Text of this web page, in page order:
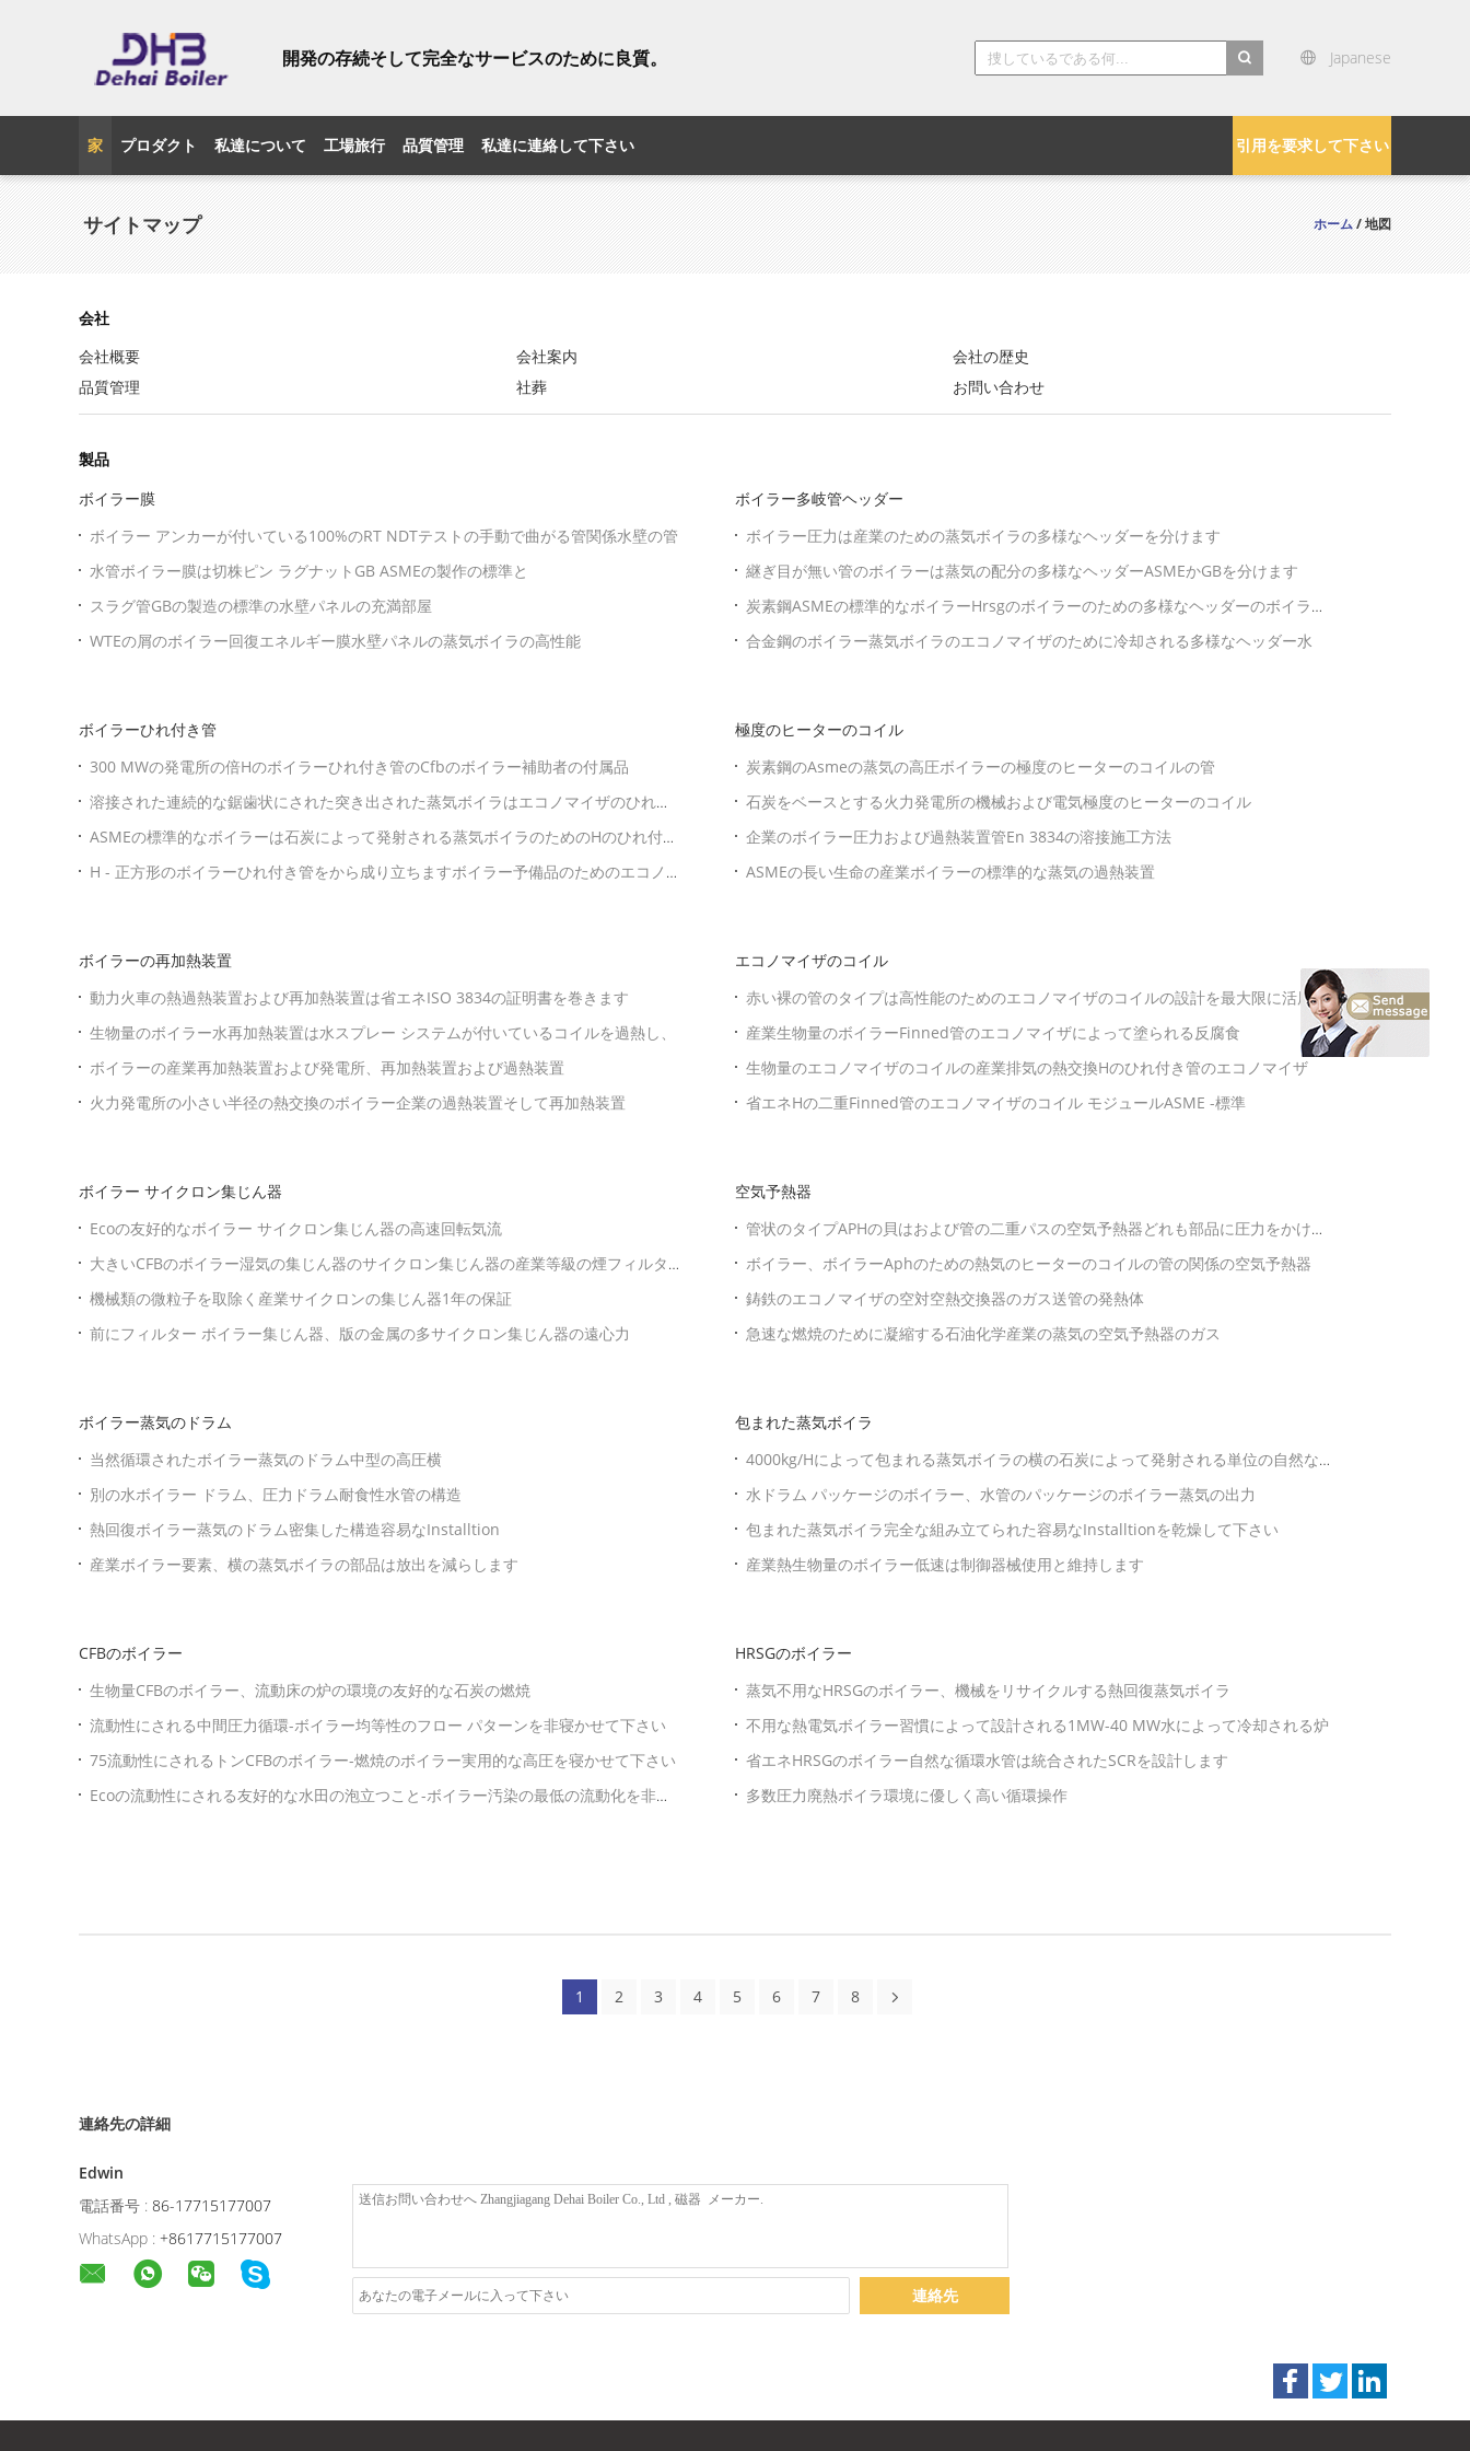
開発の存続そして完全なサービスのために良質。 Japanese
引用を要求して下さい
家 プロダクト 私達について 工場旅行 品質管理 私達に連絡して下さい
サイトマップ ホーム/ 地図
会社
会社概要
会社案内
会社の歴史
品質管理
社葬 お問い合わせ
製品
ボイラー膜
ボイラー アンカーが付いている100%のRT NDTテストの手動で曲がる管関係水壁の管
水管ボイラー膜は切株ピン ラグナットGB ASMEの製作の標準と
スラグ管GBの製造の標準の水壁パネルの充満部屋
WTEの屑のボイラー回復エネルギー膜水壁パネルの蒸気ボイラの高性能
ボイラー多岐管ヘッダー
ボイラー圧力は産業のための蒸気ボイラの多様なヘッダーを分けます
継ぎ目が無い管のボイラーは蒸気の配分の多様なヘッダーASMEかGBを分けます
炭素鋼ASMEの標準的なボイラーHrsgのボイラーのための多様なヘッダーのボイラー
スペアー
合金鋼のボイラー蒸気ボイラのエコノマイザのために冷却される多様なヘッダー水
ボイラーひれ付き管
300 MWの発電所の倍Hのボイラーひれ付き管のCfbのボイラー補助者の付属品
溶接された連続的な鋸歯状にされた突き出された蒸気ボイラはエコノマイザのひれ付
き管を分けます
ASMEの標準的なボイラーは石炭によって発射される蒸気ボイラのためのHのひれ付き
管のエコノマイザを分けます
H - 正方形のボイラーひれ付き管をから成り立ちますボイラー予備品のためのエコノ
極度のヒーターのコイル
炭素鋼のAsmeの蒸気の高圧ボイラーの極度のヒーターのコイルの管
石炭をベースとする火力発電所の機械および電気極度のヒーターのコイル
企業のボイラー圧力および過熱装置管En 3834の溶接施工方法
ASMEの長い生命の産業ボイラーの標準的な蒸気の過熱装置
ボイラーの再加熱装置
動力火車の熱過熱装置および再加熱装置は省エネISO 3834の証明書を巻きます
生物量のボイラー水再加熱装置は水スプレー システムが付いているコイルを過熱し、
ボイラーの産業再加熱装置および発電所、再加熱装置および過熱装置
火力発電所の小さい半径の熱交換のボイラー企業の過熱装置そして再加熱装置
エコノマイザのコイル
赤い裸の管のタイプは高性能のためのエコノマイザのコイルの設計を最大限に活用し
ます
産業生物量のボイラーFinned管のエコノマイザによって塗られる反腐食
生物量のエコノマイザのコイルの産業排気の熱交換Hのひれ付き管のエコノマイザ
省エネHの二重Finned管のエコノマイザのコイル モジュールASME -標準
ボイラー サイクロン集じん器
Ecoの友好的なボイラー サイクロン集じん器の高速回転気流
大きいCFBのボイラー湿気の集じん器のサイクロン集じん器の産業等級の煙フィルタ
ー
機械類の微粒子を取除く産業サイクロンの集じん器1年の保証
前にフィルター ボイラー集じん器、版の金属の多サイクロン集じん器の遠心力
空気予熱器
管状のタイプAPHの貝はおよび管の二重パスの空気予熱器どれも部品に圧力をかけま
せん
ボイラー、ボイラーAphのための熱気のヒーターのコイルの管の関係の空気予熱器
鋳鉄のエコノマイザの空対空熱交換器のガス送管の発熱体
急速な燃焼のために凝縮する石油化学産業の蒸気の空気予熱器のガス
ボイラー蒸気のドラム
当然循環されたボイラー蒸気のドラム中型の高圧横
別の水ボイラー ドラム、圧力ドラム耐食性水管の構造
熱回復ボイラー蒸気のドラム密集した構造容易なInstalltion
産業ボイラー要素、横の蒸気ボイラの部品は放出を減らします
包まれた蒸気ボイラ
4000kg/Hによって包まれる蒸気ボイラの横の石炭によって発射される単位の自然な循
環
水ドラム パッケージのボイラー、水管のパッケージのボイラー蒸気の出力
包まれた蒸気ボイラ完全な組み立てられた容易なInstalltionを乾燥して下さい
産業熱生物量のボイラー低速は制御器械使用と維持します
CFBのボイラー
生物量CFBのボイラー、流動床の炉の環境の友好的な石炭の燃焼
流動性にされる中間圧力循環-ボイラー均等性のフロー パターンを非寝かせて下さい
75流動性にされるトンCFBのボイラー-燃焼のボイラー実用的な高圧を寝かせて下さい
Ecoの流動性にされる友好的な水田の泡立つこと-ボイラー汚染の最低の流動化を非寝
HRSGのボイラー
蒸気不用なHRSGのボイラー、機械をリサイクルする熱回復蒸気ボイラ
不用な熱電気ボイラー習慣によって設計される1MW-40 MW水によって冷却される炉
省エネHRSGのボイラー自然な循環水管は統合されたSCRを設計します
多数圧力廃熱ボイラ環境に優しく高い循環操作
1 2 3 4 5 6 7 8
連絡先の詳細
Edwin
電話番号 : 86-17715177007
WhatsApp : +8617715177007
連絡先